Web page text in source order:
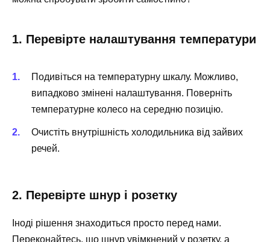
1. Перевірте налаштування температури
Подивіться на температурну шкалу. Можливо,
випадково змінені налаштування. Поверніть
температурне колесо на середню позицію.
Очистіть внутрішність холодильника від зайвих
речей.
2. Перевірте шнур і розетку
Іноді рішення знаходиться просто перед нами.
Переконайтесь, що шнур увімкнений у розетку, а